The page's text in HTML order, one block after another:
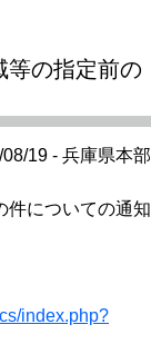
等の指定前の
19 - 兵庫県本部
件についての通知
index.php?